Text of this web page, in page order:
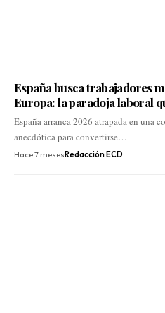
España busca trabajadores
Europa: la paradoja laboral
España arranca 2026 atrapada en una
anecdótica para convertirse…
Hace 7 meses Redacción ECD